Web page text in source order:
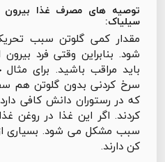
توصیه های مصرف غذا بیرون
سیلیاک:
مقدار کمی گلوتن سبب
شود. بنابراین وقتی فرد
باید مراقب باشید. برای
سرخ کردنی بدون گلوتن هم
که در رستوران دانش کافی
کردند. اگر این غذا در روغن
سبب مشکل می شود. بسیاری
کن دارند.